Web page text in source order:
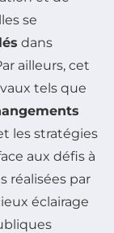
se
dans
ailleurs, cet
tels que
les stratégies
aux défis à
réalisées par
éclairage